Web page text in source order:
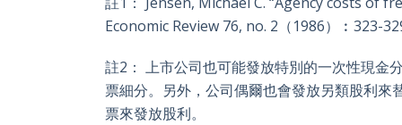
Economic Review 76, no. 2（1986）︰323-
註2： 上市公司也可能發放特別的一次性現金
票細分。另外，公司偶爾也會發放另類股利
票來發放股利。